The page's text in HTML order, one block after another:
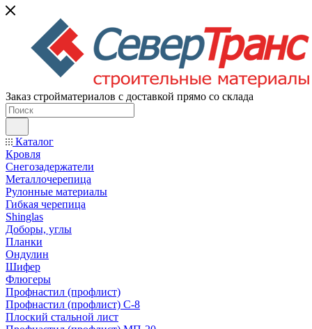
Заказ стройматериалов с доставкой прямо со склада
Каталог
Кровля
Снегозадержатели
Металлочерепица
Рулонные материалы
Гибкая черепица
Shinglas
Доборы, углы
Планки
Ондулин
Шифер
Флюгеры
Профнастил (профлист)
Профнастил (профлист) С-8
Плоский стальной лист